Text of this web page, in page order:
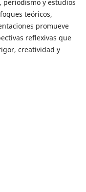
periodismo y estudios
teóricos,
promueve
reflexivas que
creatividad y